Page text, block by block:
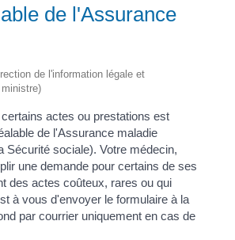
de l'Assurance
de l'information légale et
actes ou prestations est
de l'Assurance maladie
Sécurité sociale). Votre médecin,
une demande pour certains de ses
des actes coûteux, rares ou qui
à vous d'envoyer le formulaire à la
par courrier uniquement en cas de